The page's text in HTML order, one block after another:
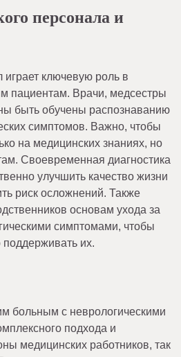
персонала и
ключевую роль в
пациентам. Врачи, медсестры
быть обучены распознаванию
симптомов. Важно, чтобы
на медицинских знаниях, но
Своевременная диагностика
улучшить качество жизни
риск осложнений. Также
основам ухода за
симптомами, чтобы
их.
больным с неврологическими
подхода и
медицинских работников, так